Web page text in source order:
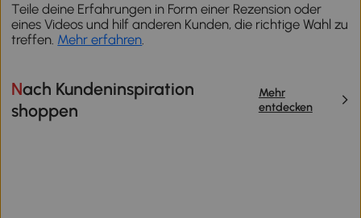
Teile deine Erfahrungen in Form einer Rezension oder
eines Videos und hilf anderen Kunden, die richtige Wahl zu
treffen. Mehr erfahren.
Nach Kundeninspiration
shoppen
Mehr
entdecken